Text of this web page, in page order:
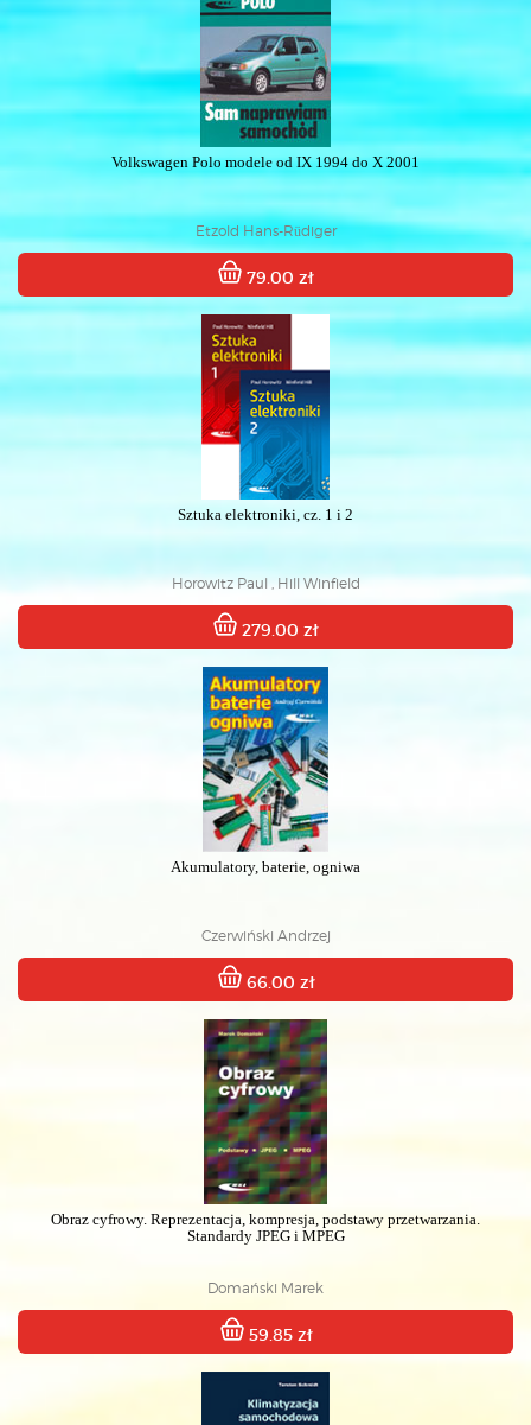
Volkswagen Polo modele od IX 1994 do X 2001
Etzold Hans-Rüdiger
79.00 zł
Sztuka elektroniki, cz. 1 i 2
Horowitz Paul , Hill Winfield
279.00 zł
Akumulatory, baterie, ogniwa
Czerwiński Andrzej
66.00 zł
Obraz cyfrowy. Reprezentacja, kompresja, podstawy przetwarzania.
Standardy JPEG i MPEG
Domański Marek
59.85 zł